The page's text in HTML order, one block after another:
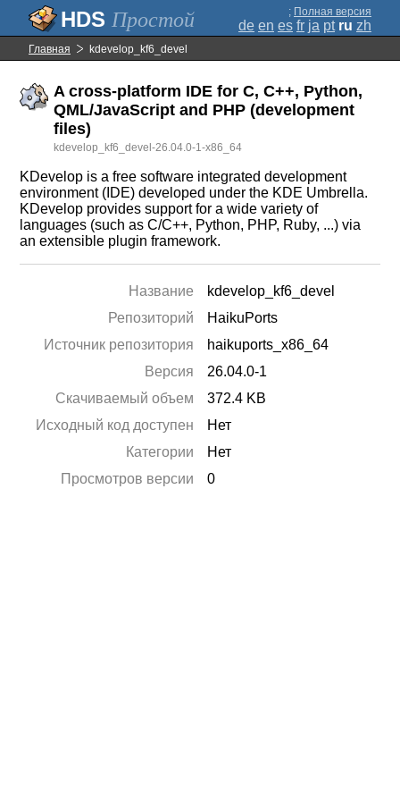
Простой ; Полная версия
de en es fr ja pt ru zh
Главная kdevelop_kf6_devel
A cross-platform IDE for C, C++, Python,
QML/JavaScript and PHP (development
files)
kdevelop_kf6_devel-26.04.0-1-x86_64
KDevelop is a free software integrated development
environment (IDE) developed under the KDE Umbrella.
KDevelop provides support for a wide variety of
languages (such as C/C++, Python, PHP, Ruby, ...) via
an extensible plugin framework.
Название
kdevelop_kf6_devel
Репозиторий
HaikuPorts
Источник репозитория
haikuports_x86_64
Версия
26.04.0-1
Скачиваемый объем
372.4 KB
Исходный код доступен
Нет
Категории
Нет
Просмотров версии
0